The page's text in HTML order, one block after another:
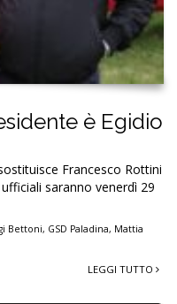
è Egidio
Francesco Rottini
saranno venerdì 29
Bettoni, GSD Paladina, Mattia
LEGGI TUTTO